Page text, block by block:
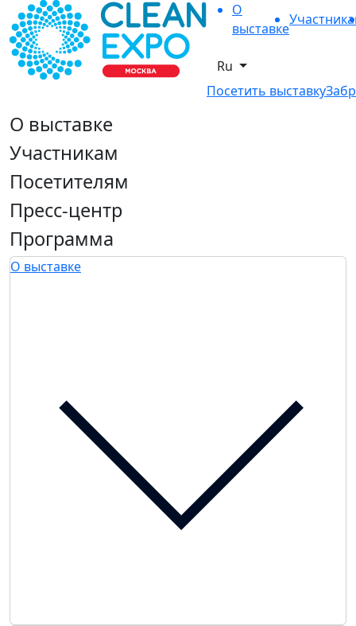
О
выставке
Ru
Посетить выставку
О выставке
Участникам
Посетителям
Пресс-центр
Программа
О выставке